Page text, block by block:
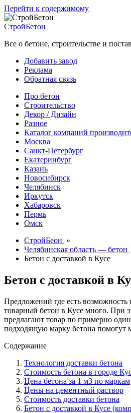
Перейти к содержимому
СтройБетон
Все о бетоне, строительстве и
Добавить завод
Реклама
Обратная связь
Про бетон
Строительство
Декор / Дизайн
Разное
Каталог компаний
Москва
Санкт-Петербург
Екатеринбург
Казань
Новосибирск
Челябинск
Иркутск
Хабаровск
Пермь
Омск
СтройБеон »
Челябинская область — бетон
Бетон с доставкой в Кусе
Бетон с доставкой в
Предложений где есть возможность
товарный бетон в Кусе много. При
предлагают товар по примерно
подходящую марку бетона помогут
Содержание
Технология доставки бетона
Стоимость бетона в городе
Цена бетона за 1 м3 по маркам
Цены на цементный раствор
Стоимость доставки бетона
Бетон с доставкой в Кусе